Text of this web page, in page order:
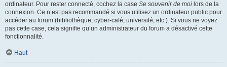
ordinateur. Pour rester connecté, cochez la case Se souvenir de moi lors de la
connexion. Ce n’est pas recommandé si vous utilisez un ordinateur public pour
accéder au forum (bibliothèque, cyber-café, université, etc.). Si vous ne voyez
pas cette case, cela signifie qu’un administrateur du forum a désactivé cette
fonctionnalité.
Haut